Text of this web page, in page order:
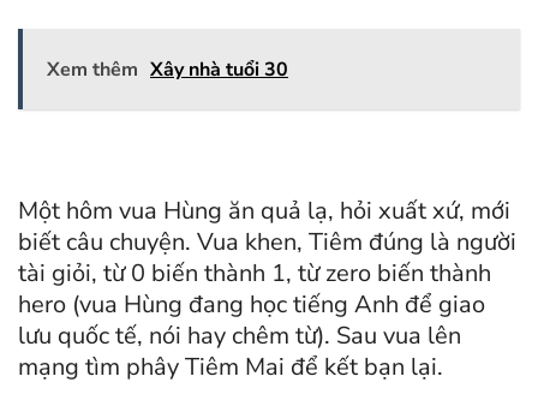
Xem thêm Xây nhà tuổi 30
Một hôm vua Hùng ăn quả lạ, hỏi xuất xứ, mới
biết câu chuyện. Vua khen, Tiêm đúng là người
tài giỏi, từ 0 biến thành 1, từ zero biến thành
hero (vua Hùng đang học tiếng Anh để giao
lưu quốc tế, nói hay chêm từ). Sau vua lên
mạng tìm phây Tiêm Mai để kết bạn lại.